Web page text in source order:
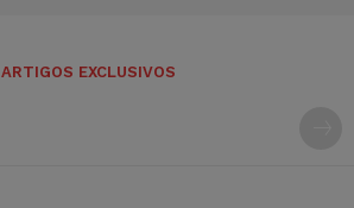
ARTIGOS EXCLUSIVOS